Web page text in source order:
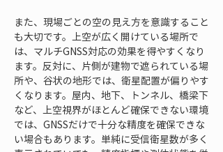
また、現場ごとの空の見え方を意識すること
も大切です。上空が広く開けている場所で
は、マルチGNSS対応の効果を得やすくなり
ます。反対に、片側が建物で遮られている場
所や、谷状の地形では、衛星配置が偏りやす
くなります。屋内、地下、トンネル、橋梁下
など、上空視界がほとんど確保できない環境
では、GNSSだけで十分な精度を確保できな
い場合もあります。単純に受信衛星数が多く